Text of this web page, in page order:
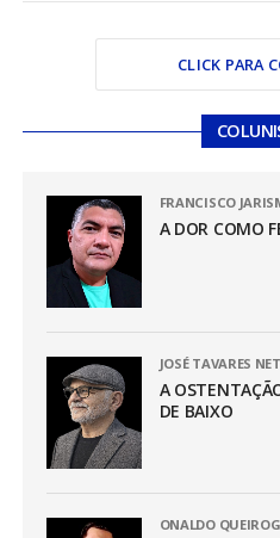
CLICK PARA
FRANCISCO
A DOR COMO
JOSÉ TAVARES
A
DE BAIXO
ONALDO